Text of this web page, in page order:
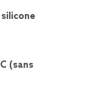
(sans